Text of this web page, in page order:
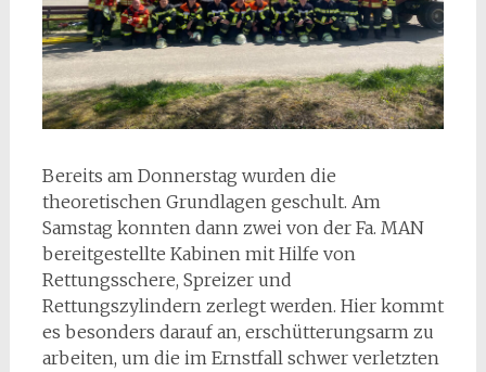
Bereits am Donnerstag wurden die
theoretischen Grundlagen geschult. Am
Samstag konnten dann zwei von der Fa. MAN
bereitgestellte Kabinen mit Hilfe von
Rettungsschere, Spreizer und
Rettungszylindern zerlegt werden. Hier kommt
es besonders darauf an, erschütterungsarm zu
arbeiten, um die im Ernstfall schwer verletzten